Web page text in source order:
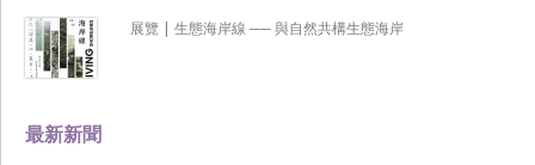
最新新聞
展覽 | 生態海岸線 ── 與自然共構生態海岸